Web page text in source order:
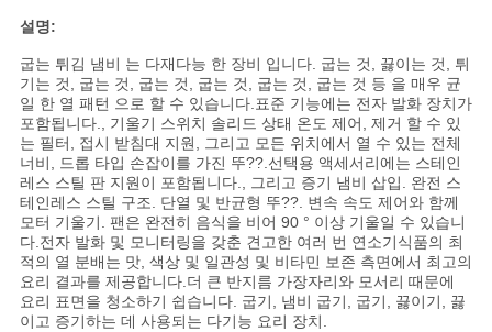
PRIVACY
POLICY
설명:
굽는 튀김 냄비 는 다재다능 한 장비 입니다. 굽는 것, 끓이는 것, 튀
기는 것, 굽는 것, 굽는 것, 굽는 것, 굽는 것, 굽는 것 등 을 매우 균
일 한 열 패턴 으로 할 수 있습니다.표준 기능에는 전자 발화 장치가
포함됩니다., 기울기 스위치 솔리드 상태 온도 제어, 제거 할 수 있
는 필터, 접시 받침대 지원, 그리고 모든 위치에서 열 수 있는 전체
너비, 드롭 타입 손잡이를 가진 뚜??.선택용 액세서리에는 스테인
레스 스틸 판 지원이 포함됩니다., 그리고 증기 냄비 삽입. 완전 스
테인레스 스틸 구조. 단열 및 반균형 뚜??. 변속 속도 제어와 함께
모터 기울기. 팬은 완전히 음식을 비어 90 ° 이상 기울일 수 있습니
다.전자 발화 및 모니터링을 갖춘 견고한 여러 번 연소기식품의 최
적의 열 분배는 맛, 색상 및 일관성 및 비타민 보존 측면에서 최고의
요리 결과를 제공합니다.더 큰 반지름 가장자리와 모서리 때문에
요리 표면을 청소하기 쉽습니다. 굽기, 냄비 굽기, 굽기, 끓이기, 끓
이고 증기하는 데 사용되는 다기능 요리 장치.